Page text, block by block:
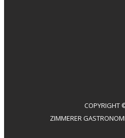
COPYRIGHT
ZIMMERER